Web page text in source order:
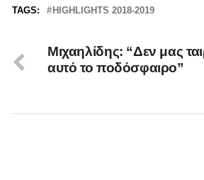
TAGS: HIGHLIGHTS 2018-2019
Μιχαηλίδης: “Δεν μας
αυτό το ποδόσφαιρο”